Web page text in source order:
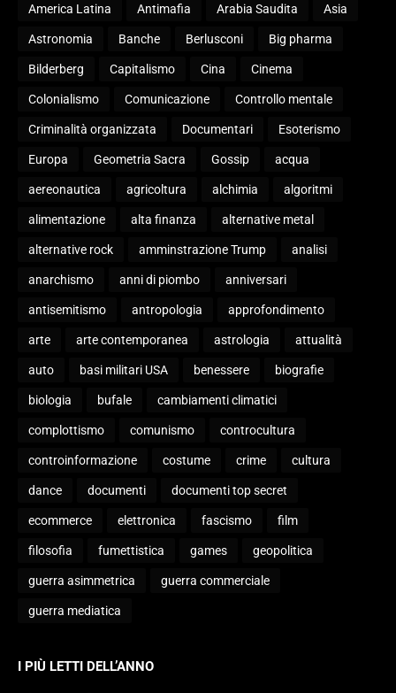
America Latina Antimafia Arabia Saudita Asia
Astronomia Banche Berlusconi Big pharma
Bilderberg Capitalismo Cina Cinema
Colonialismo Comunicazione Controllo mentale
Criminalità organizzata Documentari Esoterismo
Europa Geometria Sacra Gossip acqua
aereonautica agricoltura alchimia algoritmi
alimentazione alta finanza alternative metal
alternative rock amminstrazione Trump analisi
anarchismo anni di piombo anniversari
antisemitismo antropologia approfondimento
arte arte contemporanea astrologia attualità
auto basi militari USA benessere biografie
biologia bufale cambiamenti climatici
complottismo comunismo controcultura
controinformazione costume crime cultura
dance documenti documenti top secret
ecommerce elettronica fascismo film
filosofia fumettistica games geopolitica
guerra asimmetrica guerra commerciale
guerra mediatica
I PIÙ LETTI DELL’ANNO